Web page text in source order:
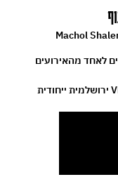
Machol
לאחד מהאירועים